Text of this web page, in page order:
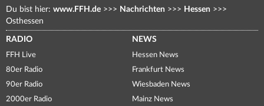
Du bist hier: www.FFH.de >>> Nachrichten >>> Hessen >>>
Osthessen
RADIO
FFH Live
80er Radio
90er Radio
2000er Radio
NEWS
Hessen News
Frankfurt News
Wiesbaden News
Mainz News